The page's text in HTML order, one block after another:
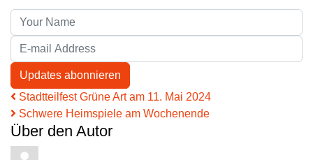
Your Name
E-mail Address
Updates abonnieren
Stadtteilfest Grüne Art am 11. Mai 2024
Schwere Heimspiele am Wochenende
Über den Autor